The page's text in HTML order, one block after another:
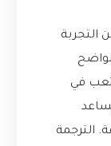
التجربة
في
الترجمة